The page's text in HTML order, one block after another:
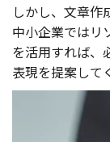
しかし、 文章作
中小企業ではリ
を活用すれば、
表現を提案して